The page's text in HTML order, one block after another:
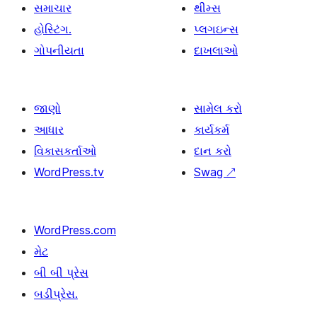
સમાચાર
હોસ્ટિંગ.
ગોપનીયતા
થીમ્સ
પ્લગઇન્સ
દાખલાઓ
જાણો
આધાર
વિકાસકર્તાઓ
WordPress.tv
સામેલ કરો
કાર્યકર્મ
દાન કરો
Swag ↗
WordPress.com
મેટ
બી બી પ્રેસ
બડીપ્રેસ.